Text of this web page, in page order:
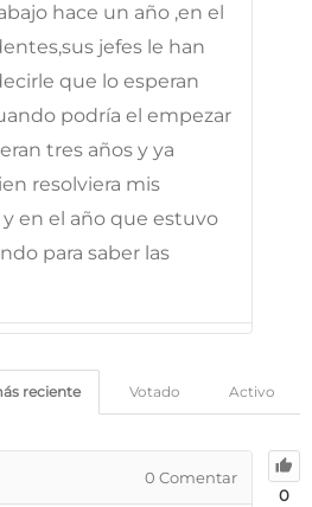
hace un año ,en el
jefes le han
que lo esperan
podría el empezar
tres años y ya
resolviera mis
en el año que estuvo
para saber las
Activo
Votado
reciente
0
0 Comentar